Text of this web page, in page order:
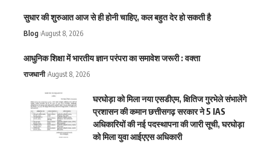
सुधार की शुरुआत आज से ही होनी चाहिए, कल बहुत देर हो सकती है
Blog August 8, 2026
आधुनिक शिक्षा में भारतीय ज्ञान परंपरा का समावेश जरूरी : वक्ता
राजधानी August 8, 2026
घरघोड़ा को मिला नया एसडीएम, क्षितिज गुरभेले संभालेंगे
प्रशासन की कमान छत्तीसगढ़ सरकार ने 5 IAS
अधिकारियों की नई पदस्थापना की जारी सूची, घरघोड़ा
को मिला युवा आईएएस अधिकारी